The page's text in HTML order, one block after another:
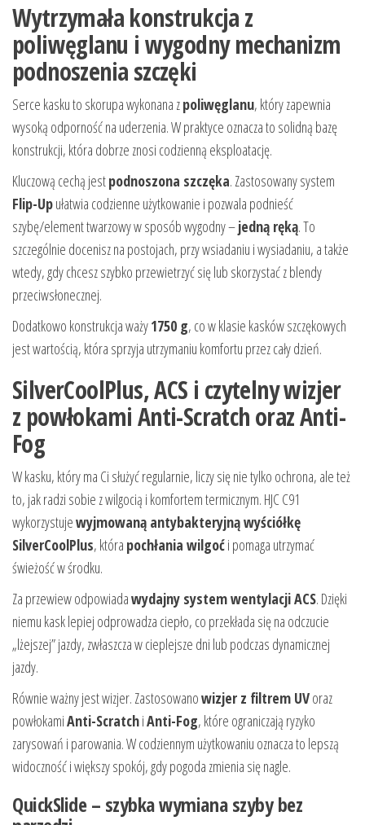
Wytrzymała konstrukcja z
poliwęglanu i wygodny mechanizm
podnoszenia szczęki
Serce kasku to skorupa wykonana zpoliwęglanu, który zapewnia
wysoką odporność na uderzenia. W praktyce oznacza to solidną bazę
konstrukcji, która dobrze znosi codzienną eksploatację.
Kluczową cechą jestpodnoszona szczęka. Zastosowany system
Flip-Upułatwia codzienne użytkowanie i pozwala podnieść
szybę/element twarzowy w sposób wygodny –jedną ręką. To
szczególnie docenisz na postojach, przy wsiadaniu i wysiadaniu, a także
wtedy, gdy chcesz szybko przewietrzyć się lub skorzystać z blendy
przeciwsłonecznej.
Dodatkowo konstrukcja waży1750 g, co w klasie kasków szczękowych
jest wartością, która sprzyja utrzymaniu komfortu przez cały dzień.
SilverCoolPlus, ACS i czytelny wizjer
z powłokami Anti-Scratch oraz Anti-
Fog
W kasku, który ma Ci służyć regularnie, liczy się nie tylko ochrona, ale też
to, jak radzi sobie z wilgocią i komfortem termicznym. HJC C91
wykorzystujewyjmowaną antybakteryjną wyściółkę
SilverCoolPlus, która pochłania wilgoći pomaga utrzymać
świeżość w środku.
Za przewiew odpowiadawydajny system wentylacji ACS. Dzięki
niemu kask lepiej odprowadza ciepło, co przekłada się na odczucie
„lżejszej” jazdy, zwłaszcza w cieplejsze dni lub podczas dynamicznej
jazdy.
Równie ważny jest wizjer. Zastosowanowizjer z filtrem UVoraz
powłokamiAnti-ScratchiAnti-Fog, które ograniczają ryzyko
zarysowań i parowania. W codziennym użytkowaniu oznacza to lepszą
widoczność i większy spokój, gdy pogoda zmienia się nagle.
QuickSlide – szybka wymiana szyby bez